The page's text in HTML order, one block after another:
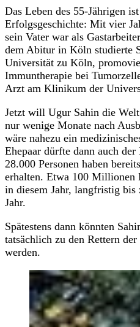
Das Leben des 55-Jährigen
Erfolgsgeschichte: Mit vier
sein Vater war als
dem Abitur in Köln studierte
Universität zu Köln,
Immuntherapie bei
Arzt am Klinikum der
Jetzt will Ugur Sahin die
nur wenige Monate nach
wäre nahezu ein
Ehepaar dürfte dann auch
28.000 Personen haben
erhalten. Etwa 100 Millionen
in diesem Jahr, langfristig
Jahr.
Spätestens dann könnten
tatsächlich zu den Rettern
werden.